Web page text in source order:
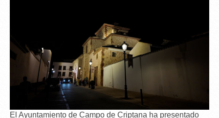
El Ayuntamiento de Campo de Criptana ha presentado